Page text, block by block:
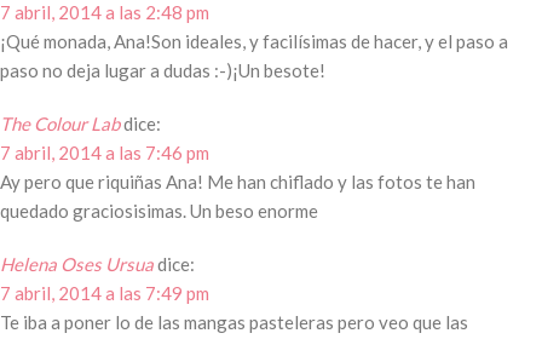
7 abril, 2014 a las 2:48 pm
¡Qué monada, Ana!Son ideales, y facilísimas de hacer, y el paso a
paso no deja lugar a dudas :-)¡Un besote!
The Colour Labdice:
7 abril, 2014 a las 7:46 pm
Ay pero que riquiñas Ana! Me han chiflado y las fotos te han
quedado graciosisimas. Un beso enorme
Helena Oses Ursuadice:
7 abril, 2014 a las 7:49 pm
Te iba a poner lo de las mangas pasteleras pero veo que las